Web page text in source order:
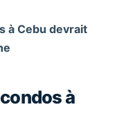
à Cebu devrait
à